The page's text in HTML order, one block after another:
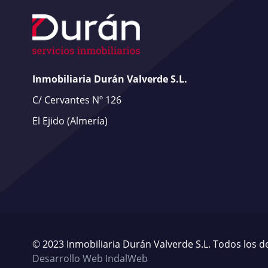
Inmobiliaria Durán Valverde S.L.
C/ Cervantes Nº 126
El Ejido (Almería)
© 2023 Inmobiliaria Durán Valverde S.L. Todos los
Desarrollo Web IndalWeb